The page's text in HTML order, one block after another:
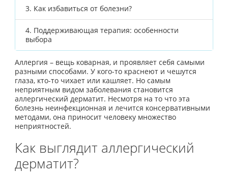
3. Как избавиться от болезни?
4. Поддерживающая терапия: особенности
выбора
Аллергия – вещь коварная, и проявляет себя самыми
разными способами. У кого-то краснеют и чешутся
глаза, кто-то чихает или кашляет. Но самым
неприятным видом заболевания становится
аллергический дерматит. Несмотря на то что эта
болезнь неинфекционная и лечится консервативными
методами, она приносит человеку множество
неприятностей.
Как выглядит аллергический
дерматит?